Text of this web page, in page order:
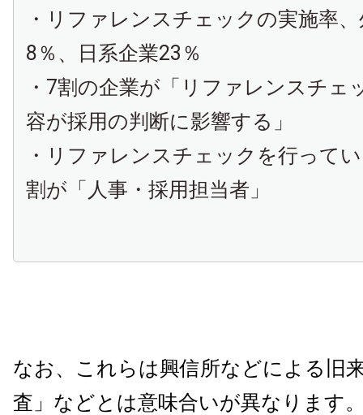
・リファレンスチェックの実施率
8％、日系企業23％
・7割の企業が「リファレンスチェ
容が採用の判断に影響する」
・リファレンスチェックを行って
割が「人事・採用担当者」
なお、これらは興信所などによる旧
査」などとは意味合いが異なります